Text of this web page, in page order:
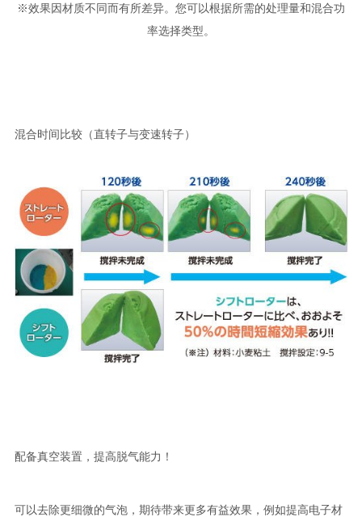
※效果因材质不同而有所差异。您可以根据所需的处理量和混合功
率选择类型。
混合时间比较（直转子与变速转子）
配备真空装置，提高脱气能力！
可以去除更细微的气泡，期待带来更多有益效果，例如提高电子材